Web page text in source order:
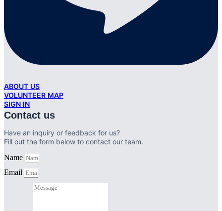
ABOUT US
VOLUNTEER MAP
SIGN IN
Contact us
Have an inquiry or feedback for us?
Fill out the form below to contact our team.
Name
Email